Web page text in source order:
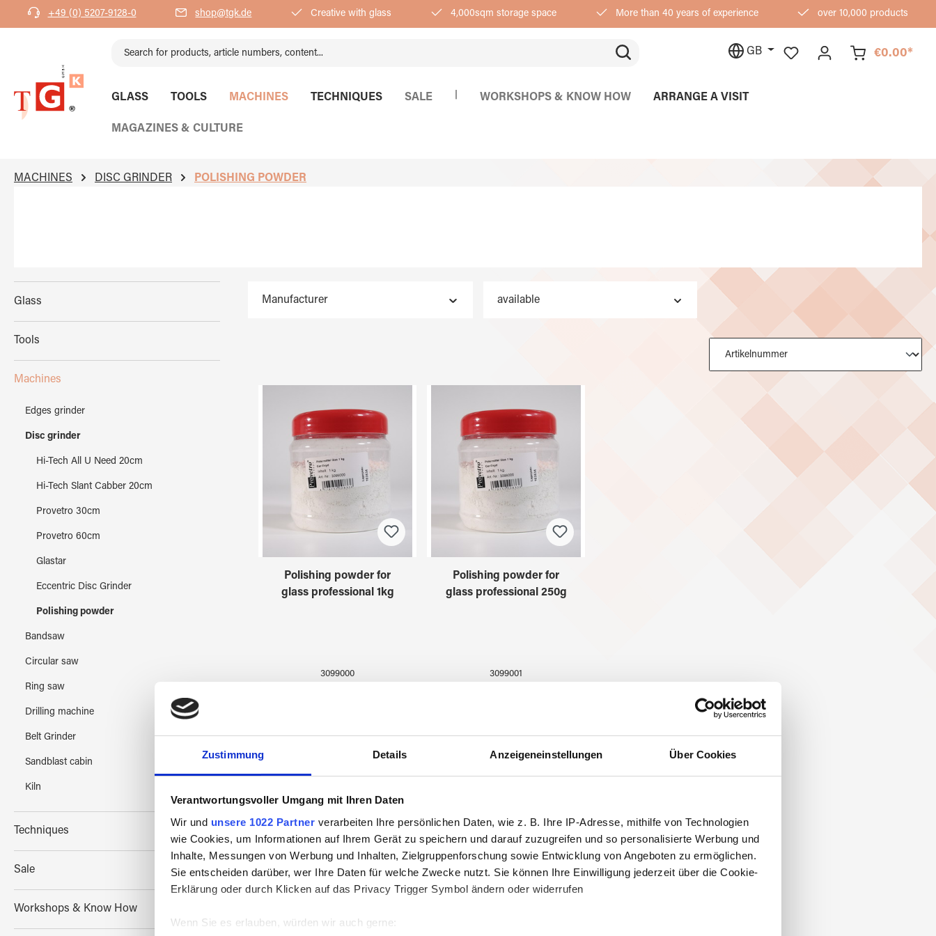
Zustimmung Details Anzeigeneinstellungen Über Cookies
Verantwortungsvoller Umgang mit Ihren Daten
Wir und unsere 1022 Partner verarbeiten Ihre persönlichen Daten, wie z. B. Ihre IP-Adresse, mithilfe von Technologien
wie Cookies, um Informationen auf Ihrem Gerät zu speichern und darauf zuzugreifen und so personalisierte Werbung und
Inhalte, Messungen von Werbung und Inhalten, Zielgruppenforschung sowie Entwicklung von Angeboten zu ermöglichen.
Sie entscheiden darüber, wer Ihre Daten für welche Zwecke nutzt. Sie können Ihre Einwilligung jederzeit über die Cookie-
Erklärung oder durch Klicken auf das Privacy Trigger Symbol ändern oder widerrufen
Wenn Sie es erlauben, würden wir auch gerne:
Skip to main navigation
+49 (0) 5207-9128-0 shop@tgk.de Creative with glass 4,000sqm storage space More than 40 years of experience over 10,000 products
GB €0.00*
GLASS TOOLS MACHINES TECHNIQUES SALE WORKSHOPS & KNOW HOW ARRANGE A VISIT
MAGAZINES & CULTURE
MACHINES DISC GRINDER POLISHING POWDER
Glass
Tools
Machines
Edges grinder
Disc grinder
Hi-Tech All U Need 20cm
Hi-Tech Slant Cabber 20cm
Provetro 30cm
Provetro 60cm
Glastar
Eccentric Disc Grinder
Polishing powder
Bandsaw
Circular saw
Ring saw
Drilling machine
Belt Grinder
Sandblast cabin
Kiln
Techniques
Sale
Workshops & Know How
Manufacturer available
Polishing powder for
glass professional 1kg
3099000
Polishing powder for
glass professional 250g
3099001